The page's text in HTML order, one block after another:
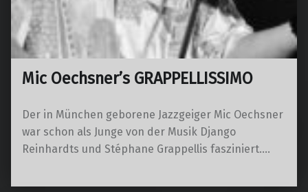
Mic Oechsner’s GRAPPELLISSIMO
Der in München geborene Jazzgeiger Mic Oechsner
war schon als Junge von der Musik Django
Reinhardts und Stéphane Grappellis fasziniert.…